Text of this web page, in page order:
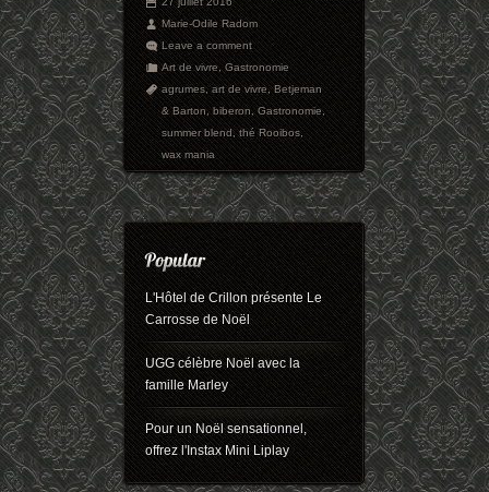
Marie-Odile Radom
Leave a comment
Art de vivre,Gastronomie
agrumes,art de vivre,Betjeman
& Barton,biberon,Gastronomie,
summer blend,thé Rooibos,
wax mania
L'Hôtel de Crillon présente Le
Carrosse de Noël
UGG célèbre Noël avec la
famille Marley
Pour un Noël sensationnel,
offrez l'Instax Mini Liplay